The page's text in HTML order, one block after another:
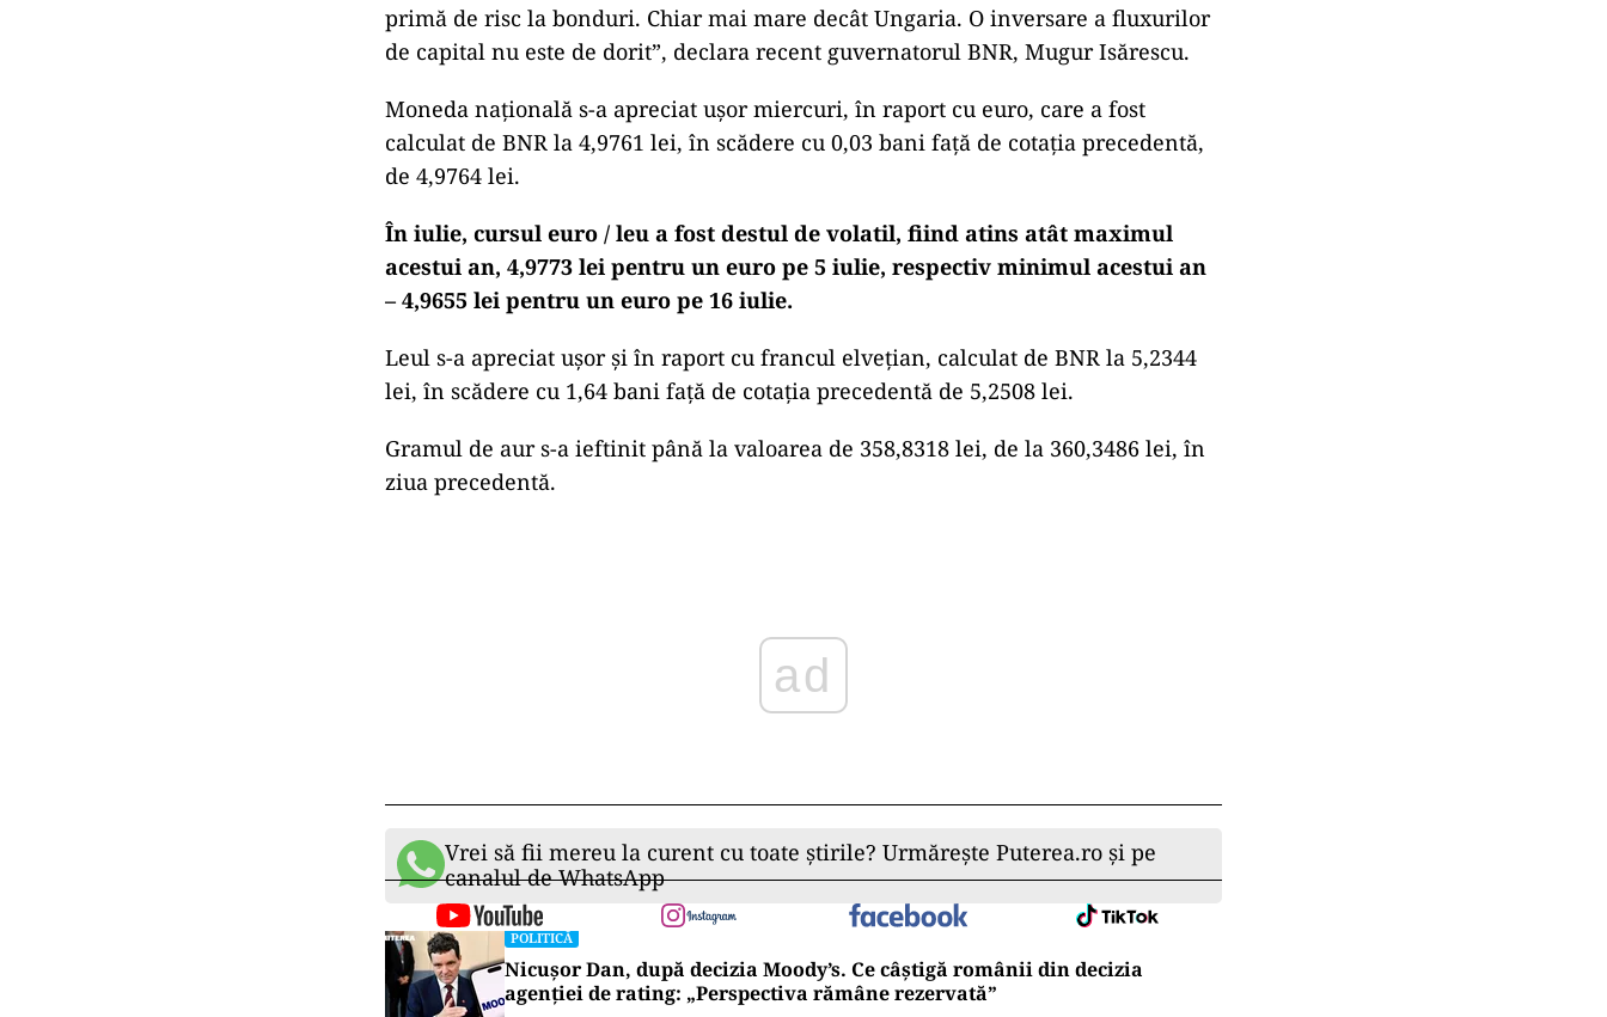
primă de risc la bonduri. Chiar mai mare decât Ungaria. O inversare a fluxurilor
de capital nu este de dorit”, declara recent guvernatorul BNR, Mugur Isărescu.
Moneda naţională s-a apreciat uşor miercuri, în raport cu euro, care a fost
calculat de BNR la 4,9761 lei, în scădere cu 0,03 bani faţă de cotaţia precedentă,
de 4,9764 lei.
În iulie, cursul euro / leu a fost destul de volatil, fiind atins atât maximul
acestui an, 4,9773 lei pentru un euro pe 5 iulie, respectiv minimul acestui an
– 4,9655 lei pentru un euro pe 16 iulie.
Leul s-a apreciat uşor şi în raport cu francul elveţian, calculat de BNR la 5,2344
lei, în scădere cu 1,64 bani faţă de cotaţia precedentă de 5,2508 lei.
Gramul de aur s-a ieftinit până la valoarea de 358,8318 lei, de la 360,3486 lei, în
ziua precedentă.
ad
Vrei să fii mereu la curent cu toate știrile? Urmărește Puterea.ro și pe
canalul de WhatsApp
POLITICĂ
Nicușor Dan, după decizia Moody’s. Ce câștigă românii din decizia
agenției de rating: „Perspectiva rămâne rezervată”